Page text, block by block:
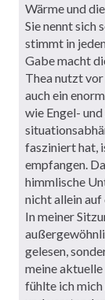
Wärme und
Sie nennt sich
stimmt in
Gabe macht
Thea nutzt
auch ein
wie Engel-
fasziniert hat,
empfangen.
himmlische
nicht allein auf
In meiner
gelesen,
meine
fühlte ich